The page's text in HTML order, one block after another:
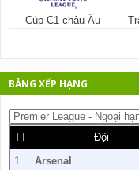
Cúp C1 châu Âu
BẢNG XẾP HẠNG
TT Đội
1
Arsenal